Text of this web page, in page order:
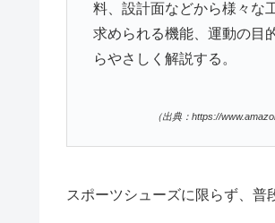
料、設計面などから様々な
求められる機能、運動の目
らやさしく解説する。
（出典：https://www.amazon.co.jp/
スポーツシューズに限らず、普